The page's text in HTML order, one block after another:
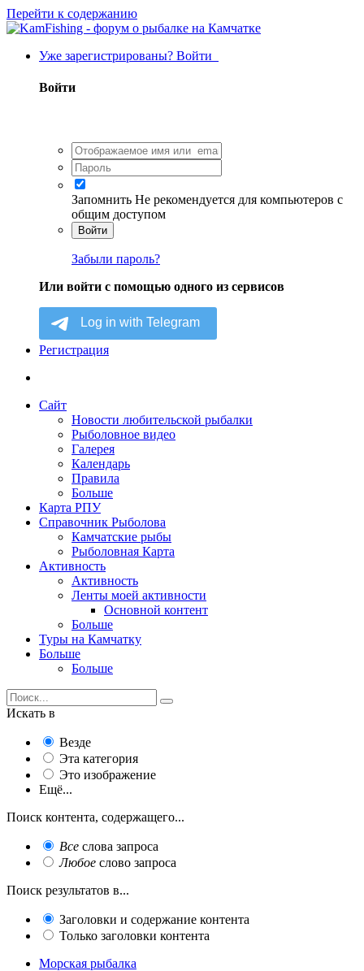
Перейти к содержанию
Уже зарегистрированы? Войти
Войти
Запомнить Не рекомендуется для компьютеров с
общим доступом
Войти
Забыли пароль?
Или войти с помощью одного из сервисов
Регистрация
Сайт
Новости любительской рыбалки
Рыболовное видео
Галерея
Календарь
Правила
Больше
Карта РПУ
Справочник Рыболова
Камчатские рыбы
Рыболовная Карта
Активность
Активность
Ленты моей активности
Основной контент
Больше
Туры на Камчатку
Больше
Больше
Искать в
Везде
Эта категория
Это изображение
Ещё...
Поиск контента, содержащего...
Все слова запроса
Любое слово запроса
Поиск результатов в...
Заголовки и содержание контента
Только заголовки контента
Морская рыбалка